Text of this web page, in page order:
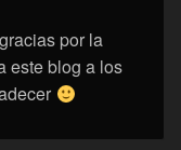
por la
este blog a los